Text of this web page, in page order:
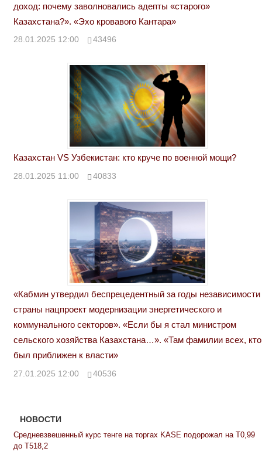
доход: почему заволновались адепты «старого»
Казахстана?». «Эхо кровавого Кантара»
28.01.2025 12:00 43496
Казахстан VS Узбекистан: кто круче по военной мощи?
28.01.2025 11:00 40833
«Кабмин утвердил беспрецедентный за годы независимости
страны нацпроект модернизации энергетического и
коммунального секторов». «Если бы я стал министром
сельского хозяйства Казахстана…». «Там фамилии всех, кто
был приближен к власти»
27.01.2025 12:00 40536
НОВОСТИ
Средневзвешенный курс тенге на торгах KASE подорожал на Т0,99
до Т518,2